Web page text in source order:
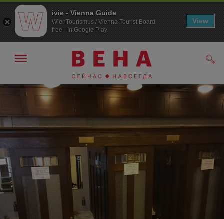
К
навигации
К
содержанию
Показать/
навигации
ivie - Vienna Guide
WienTourismus / Vienna Tourist Board
free - In Google Play
View